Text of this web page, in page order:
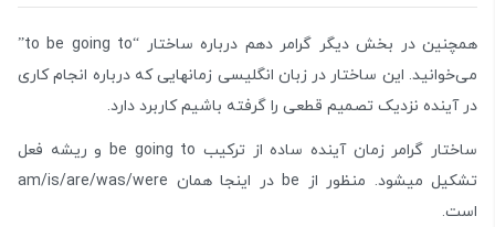
همچنین در بخش دیگر گرامر دهم درباره ساختار “to be going to”
می‌خوانید. این ساختار در زبان انگلیسی زمانهایی که درباره انجام کاری
در آینده نزدیک تصمیم قطعی را گرفته باشیم کاربرد دارد.
ساختار گرامر زمان آینده ساده از ترکیب be going to و ریشه فعل
تشکیل میشود. منظور از be در اینجا همان am/is/are/was/were
است.